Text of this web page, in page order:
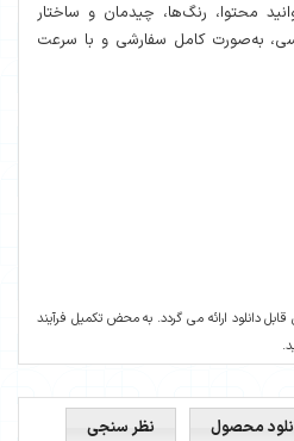
محتوا، رنگ‌ها، چیدمان و ساختار
به‌صورت کامل سفارشی و با سرعت
دانلود ارائه می گردد. به محض تکمیل فرآیند
محصول نظر سنجی